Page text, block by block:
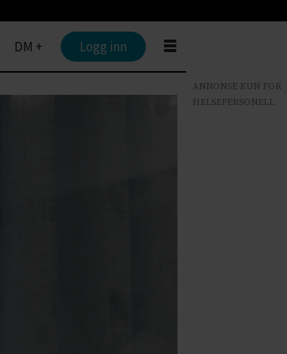
DM + Logg inn
ANNONSE KUN FOR
HELSEPERSONELL